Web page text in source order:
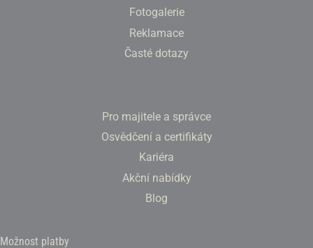
Fotogalerie
Reklamace
Časté dotazy
Pro majitele a správce
Osvědčení a certifikáty
Kariéra
Akční nabídky
Blog
Možnost platby